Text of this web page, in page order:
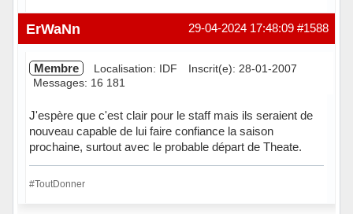
Hors ligne #1588
29-04-2024 17:48:09
ErWaNn
Membre Localisation: IDF
Inscrit(e): 28-01-2007
Messages: 16 181
J'espère que c'est clair pour le staff mais ils seraient de
nouveau capable de lui faire confiance la saison
prochaine, surtout avec le probable départ de Theate.
#ToutDonner